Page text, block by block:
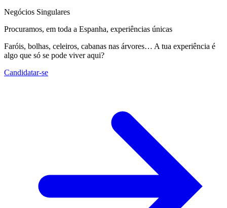
Negócios Singulares
Procuramos, em toda a Espanha, experiências únicas
Faróis, bolhas, celeiros, cabanas nas árvores… A tua experiência é
algo que só se pode viver aqui?
Candidatar-se